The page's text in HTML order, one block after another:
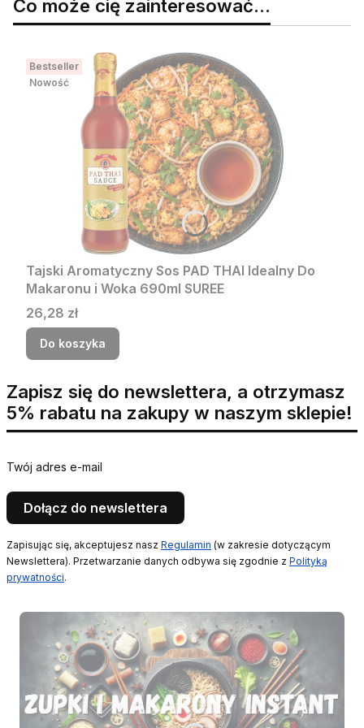
Co może cię zainteresować...
Bestseller
Nowość
Tajski Aromatyczny Sos PAD THAI Idealny Do
Makaronu i Woka 690ml SUREE
Cena
26,28 zł
Do koszyka
Zapisz się do newslettera, a otrzymasz
5% rabatu na zakupy w naszym sklepie!
Twój adres e-mail
Dołącz do newslettera
Zapisując się, akceptujesz nasz Regulamin (w zakresie dotyczącym
Newslettera). Przetwarzanie danych odbywa się zgodnie z Polityką
prywatności.